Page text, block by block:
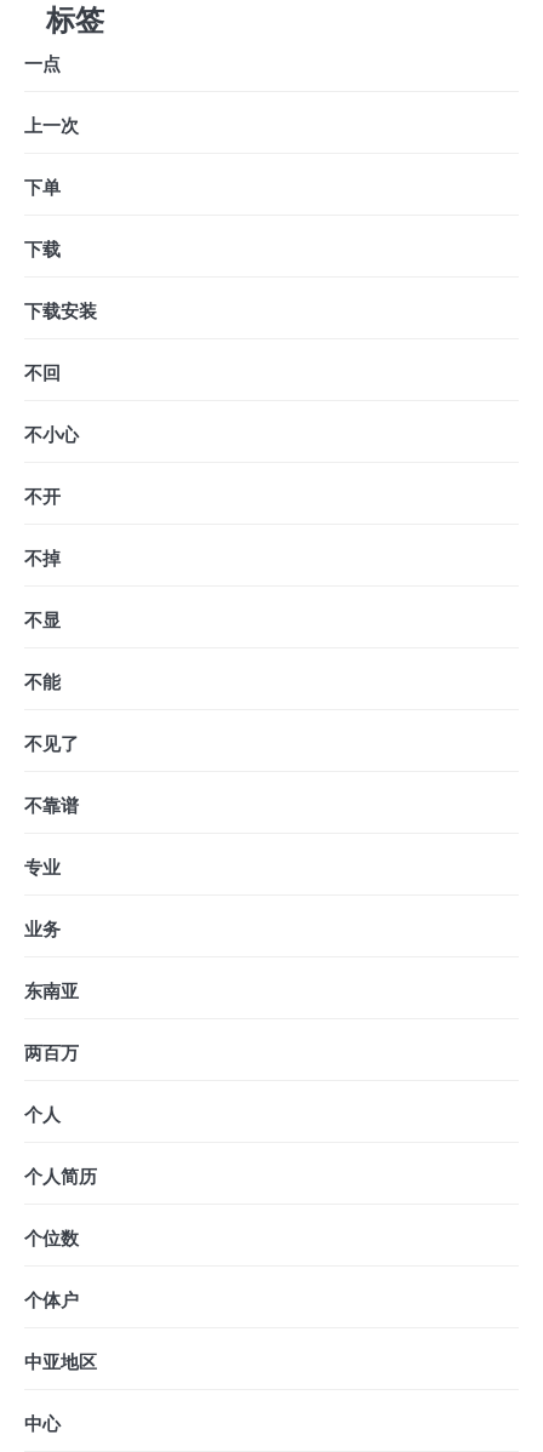
标签
一点
上一次
下单
下载
下载安装
不回
不小心
不开
不掉
不显
不能
不见了
不靠谱
专业
业务
东南亚
两百万
个人
个人简历
个位数
个体户
中亚地区
中心